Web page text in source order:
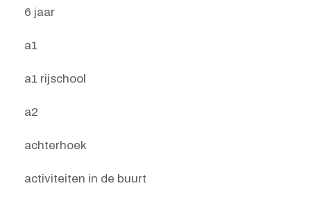
6 jaar
a1
a1 rijschool
a2
achterhoek
activiteiten in de buurt